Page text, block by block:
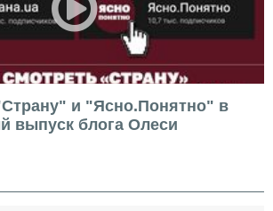
и "Ясно.Понятно" в
выпуск блога Олеси